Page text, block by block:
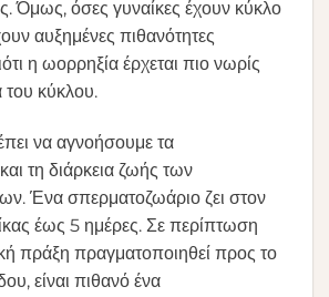
Όμως, όσες γυναίκες έχουν κύκλο
αυξημένες πιθανότητες
η ωορρηξία έρχεται πιο νωρίς
του κύκλου.
να αγνοήσουμε τα
τη διάρκεια ζωής των
Ένα σπερματοζωάριο ζει στον
έως 5 ημέρες. Σε περίπτωση
πράξη πραγματοποιηθεί προς το
είναι πιθανό ένα